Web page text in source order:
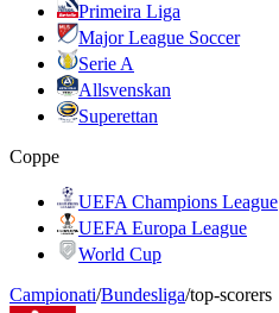
Primeira Liga
Major League Soccer
Serie A
Allsvenskan
Superettan
Coppe
UEFA Champions League
UEFA Europa League
World Cup
Campionati/Bundesliga/top-scorers